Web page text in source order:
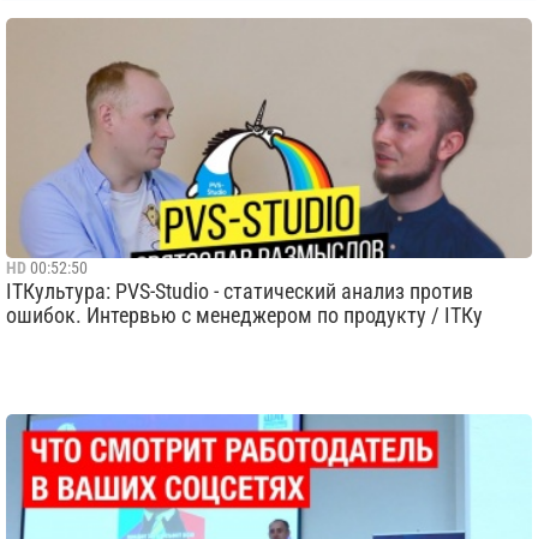
HD 00:52:50
ITКультура: PVS-Studio - статический анализ против
ошибок. Интервью с менеджером по продукту / ITКу